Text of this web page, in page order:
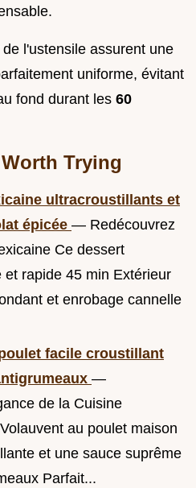
l'ustensile assurent une
uniforme, évitant
fond durant les 60
Trying
ultracroustillants et
épicée — Redécouvrez
Ce dessert
et rapide 45 min Extérieur
et enrobage cannelle
facile croustillant
—
de la Cuisine
au poulet maison
et une sauce suprême
Parfait...